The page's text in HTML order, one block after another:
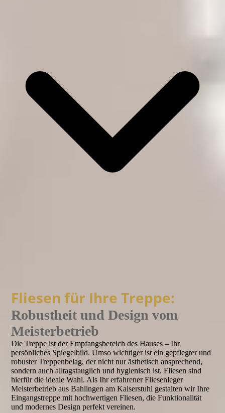
Fliesen für Ihre Treppe:
Robustheit und Design vom
Meisterbetrieb
Die Treppe ist der Empfangsbereich des Hauses – Ihr
persönliches Spiegelbild. Umso wichtiger ist ein gepflegter und
robuster Treppenbelag, der nicht nur ästhetisch ansprechend,
sondern auch alltagstauglich und hygienisch ist. Fliesen sind
hierfür die ideale Wahl. Als Ihr erfahrener Fliesenleger
Meisterbetrieb aus Bahlingen am Kaiserstuhl gestalten wir Ihre
Eingangstreppe mit hochwertigen Fliesen, die Funktionalität
und modernes Design perfekt vereinen.